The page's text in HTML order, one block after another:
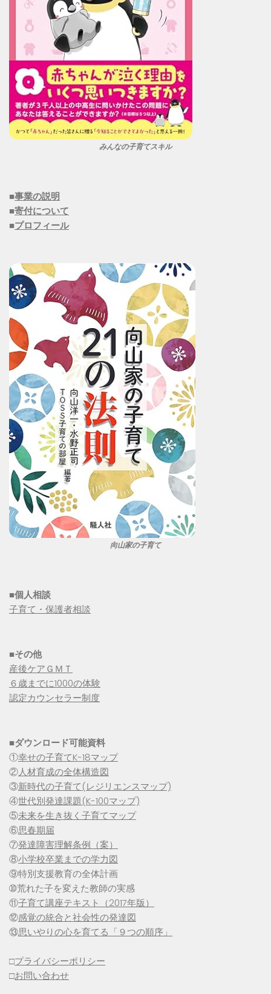
みんなの子育てスキル
■事業の説明
■寄付について
■プロフィール
向山家の子育て
■個人相談
子育て・保護者相談
■その他
産後ケアＧＭＴ
６歳までに1000の体験
認定カウンセラー制度
■ダウンロード可能資料
①幸せの子育てK-18マップ
②人材育成の全体構造図
③新時代の子育て(レジリエンスマップ)
④世代別発達課題(K-100マップ)
⑤未来を生き抜く子育てマップ
⑥思春期届
⑦発達障害理解条例（案）
⑧小学校卒業までの学力図
⑨特別支援教育の全体計画
➉荒れた子を変えた教師の実感
⑪子育て講座テキスト（2017年版）
⑫感覚の統合と社会性の発達図
⑬思いやりの心を育てる「９つの順序」
□プライバシーポリシー
□お問い合わせ